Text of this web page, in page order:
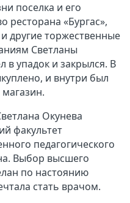
поселка и его
ресторана «Бургас»,
другие торжественные
Светланы
упадок и закрылся. В
и внутри был
Окунева
факультет
педагогического
Выбор высшего
по настоянию
стать врачом.